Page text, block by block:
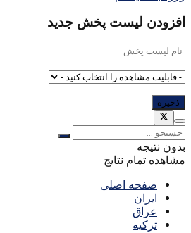
افزودن لیست پخش جدید
بدون نتیجه
مشاهده تمام نتایج
صفحه اصلی
ایران
عراق
ترکیه